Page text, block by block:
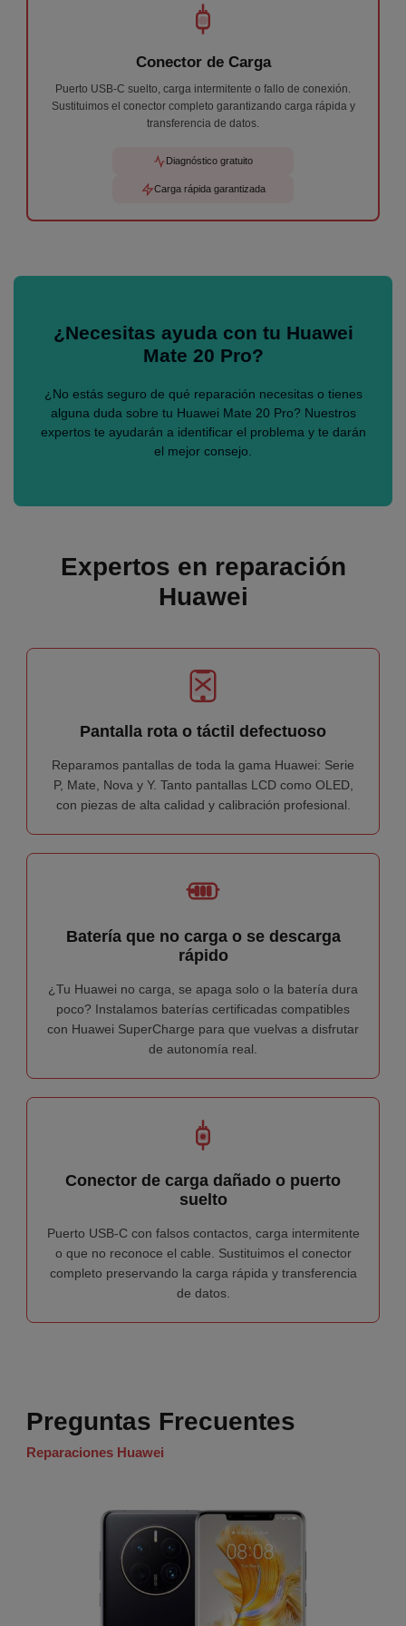
Conector de Carga
Puerto USB-C suelto, carga intermitente o fallo de conexión.
Sustituimos el conector completo garantizando carga rápida y
transferencia de datos.
Diagnóstico gratuito
Carga rápida garantizada
¿Necesitas ayuda con tu Huawei
Mate 20 Pro?
¿No estás seguro de qué reparación necesitas o tienes
alguna duda sobre tu Huawei Mate 20 Pro? Nuestros
expertos te ayudarán a identificar el problema y te darán
el mejor consejo.
Expertos en reparación
Huawei
Pantalla rota o táctil defectuoso
Reparamos pantallas de toda la gama Huawei: Serie
P, Mate, Nova y Y. Tanto pantallas LCD como OLED,
con piezas de alta calidad y calibración profesional.
Batería que no carga o se descarga
rápido
¿Tu Huawei no carga, se apaga solo o la batería dura
poco? Instalamos baterías certificadas compatibles
con Huawei SuperCharge para que vuelvas a disfrutar
de autonomía real.
Conector de carga dañado o puerto
suelto
Puerto USB-C con falsos contactos, carga intermitente
o que no reconoce el cable. Sustituimos el conector
completo preservando la carga rápida y transferencia
de datos.
Preguntas Frecuentes
Reparaciones Huawei